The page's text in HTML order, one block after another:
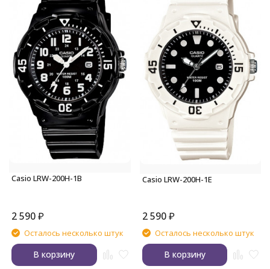
Casio LRW-200H-1B
2 590₽
Осталось несколько штук
В корзину
Casio LRW-200H-1E
2 590 ₽
Осталось несколько штук
В корзину